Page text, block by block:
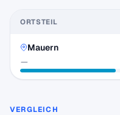
ORTSTEIL
Mauern
—
VERGLEICH